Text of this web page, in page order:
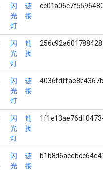
闪
光
灯
链
接
闪
光
灯
链
接
闪
光
灯
链
接
闪
光
灯
链
接
闪
光
链
接